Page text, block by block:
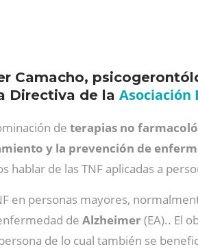
Camacho,
Directiva de la Asociación
de terapias no
y la prevención de
hablar de las TNF aplicadas a
en personas mayores,
de Alzheimer(EA).. El
de lo cual también se